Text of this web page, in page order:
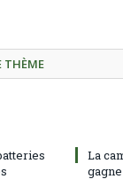
THÈME
La